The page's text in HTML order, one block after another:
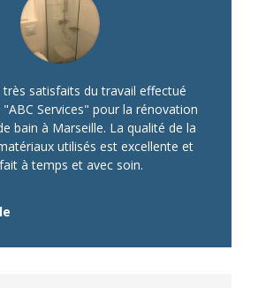
satisfaits du travail effectué
Services" pour la rénovation
bain à Marseille. La qualité de la
utilisés est excellente et
à temps et avec soin.